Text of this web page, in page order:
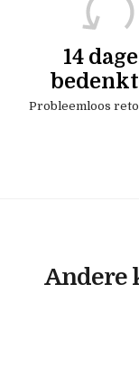
14
Probleemloos
Andere